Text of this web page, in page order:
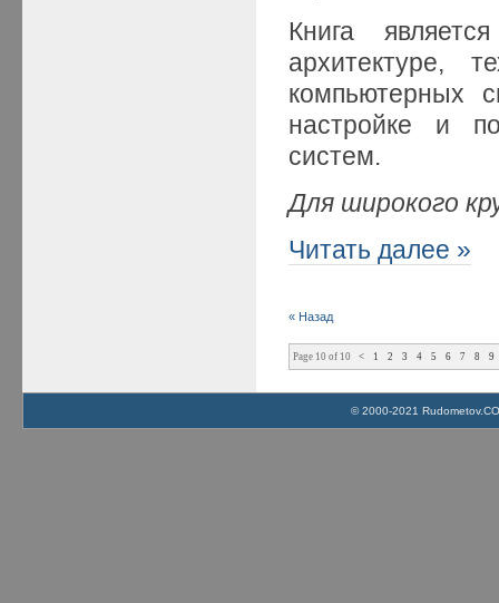
Книга
архитектуре,
компьютерных
настройке и
систем.
Для широкого
Читать далее »
« Назад
Page 10 of 10 < 1 2 3 4 5 6 7 8 9
© 2000-2021